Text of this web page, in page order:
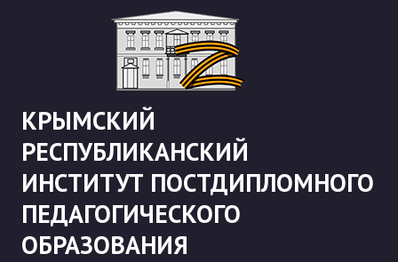
КРЫМСКИЙ
РЕСПУБЛИКАНСКИЙ
ИНСТИТУТ ПОСТДИПЛОМНОГО
ПЕДАГОГИЧЕСКОГО
ОБРАЗОВАНИЯ